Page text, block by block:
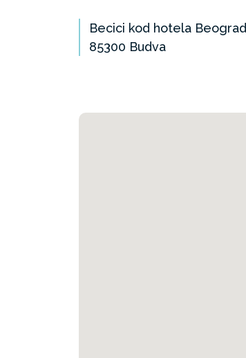
Becici kod hotela Beograd
85300 Budva